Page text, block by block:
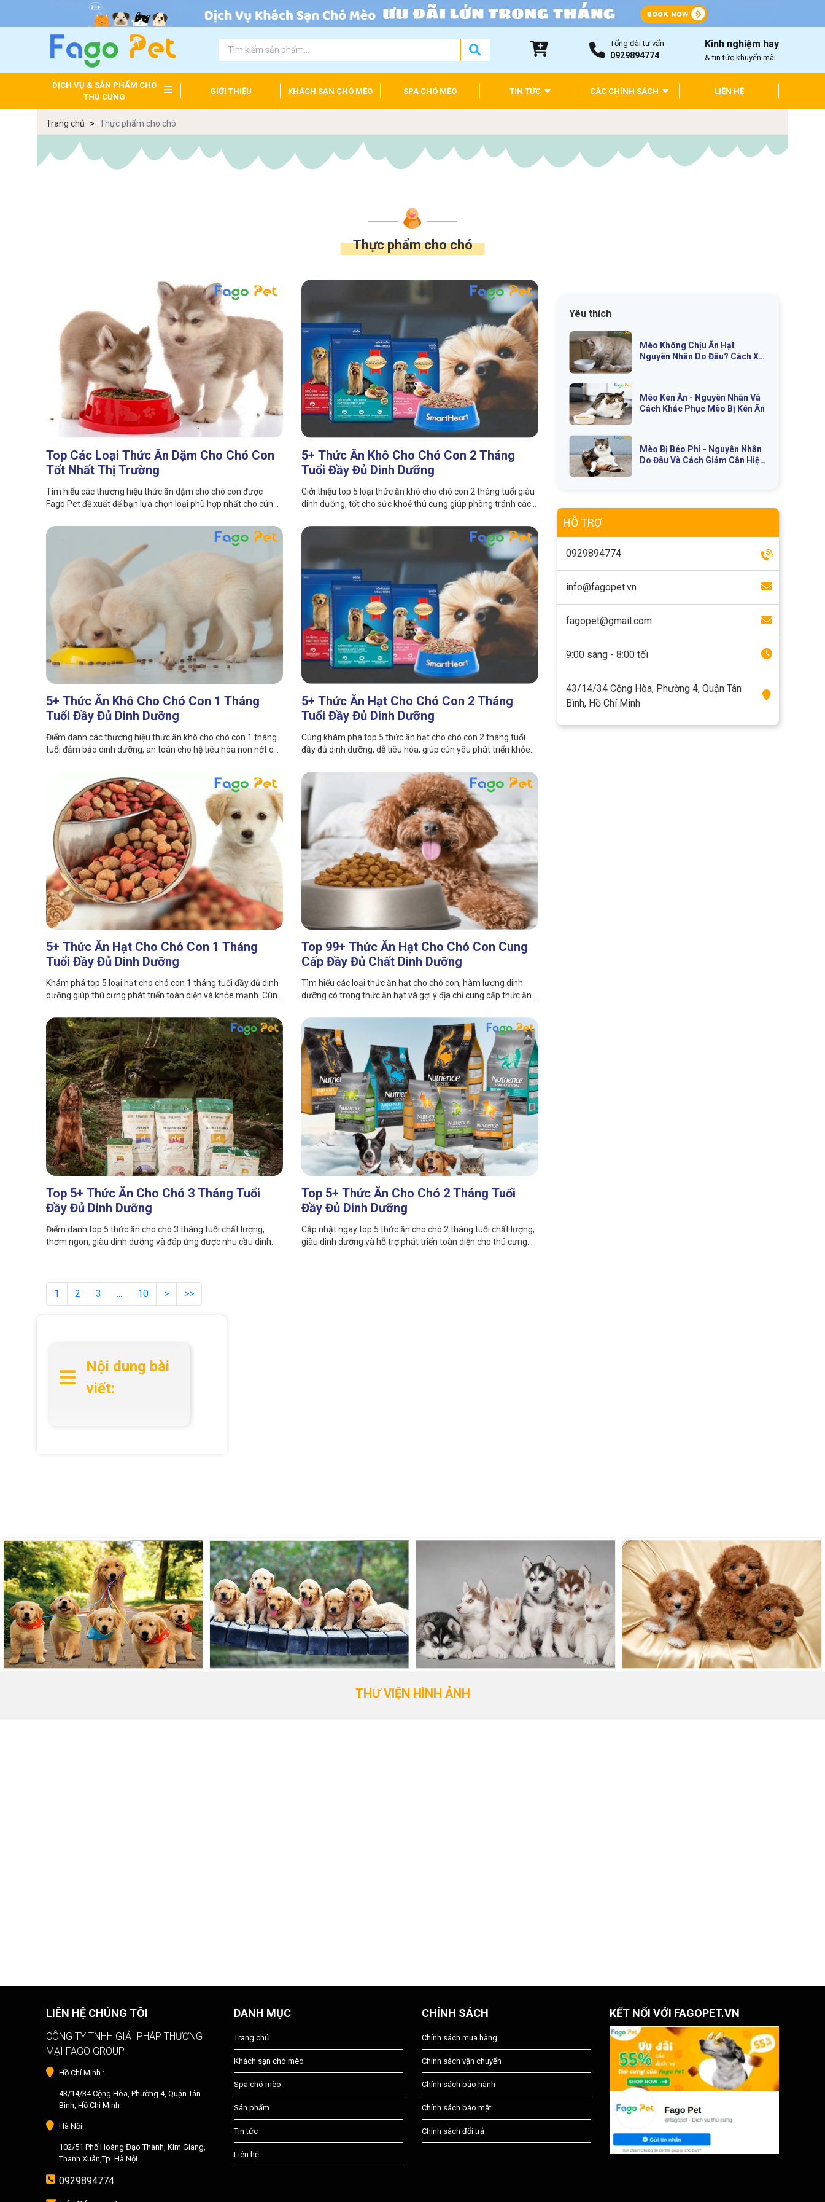
Tổng đài tư vấn
0929894774
Kinh nghiệm hay
& tin tức khuyến mãi
DỊCH VỤ & SẢN PHẨM CHO
THÚ CƯNG
GIỚI THIỆU KHÁCH SẠN CHÓ MÈO SPA CHÓ MÈO TIN TỨC CÁC CHÍNH SÁCH LIÊN HỆ
Trang chủ Thực phẩm cho chó
Thực phẩm cho chó
Top Các Loại Thức Ăn Dặm Cho Chó Con
Tốt Nhất Thị Trường
Tìm hiểu các thương hiệu thức ăn dặm cho chó con được
Fago Pet đề xuất để bạn lựa chọn loại phù hợp nhất cho cún
5+ Thức Ăn Khô Cho Chó Con 2 Tháng
Tuổi Đầy Đủ Dinh Dưỡng
Giới thiệu top 5 loại thức ăn khô cho chó con 2 tháng tuổi giàu
dinh dưỡng, tốt cho sức khoẻ thú cưng giúp phòng tránh các
5+ Thức Ăn Khô Cho Chó Con 1 Tháng
Tuổi Đầy Đủ Dinh Dưỡng
Điểm danh các thương hiệu thức ăn khô cho chó con 1 tháng
tuổi đảm bảo dinh dưỡng, an toàn cho hệ tiêu hóa non nớt của
5+ Thức Ăn Hạt Cho Chó Con 2 Tháng
Tuổi Đầy Đủ Dinh Dưỡng
Cùng khám phá top 5 thức ăn hạt cho chó con 2 tháng tuổi
đầy đủ dinh dưỡng, dễ tiêu hóa, giúp cún yêu phát triển khỏe
5+ Thức Ăn Hạt Cho Chó Con 1 Tháng
Tuổi Đầy Đủ Dinh Dưỡng
Khám phá top 5 loại hạt cho chó con 1 tháng tuổi đầy đủ dinh
dưỡng giúp thú cưng phát triển toàn diện và khỏe mạnh. Cùng
Top 99+ Thức Ăn Hạt Cho Chó Con Cung
Cấp Đầy Đủ Chất Dinh Dưỡng
Tìm hiểu các loại thức ăn hạt cho chó con, hàm lượng dinh
dưỡng có trong thức ăn hạt và gợi ý địa chỉ cung cấp thức ăn
Top 5+ Thức Ăn Cho Chó 3 Tháng Tuổi
Đầy Đủ Dinh Dưỡng
Điểm danh top 5 thức ăn cho chó 3 tháng tuổi chất lượng,
thơm ngon, giàu dinh dưỡng và đáp ứng được nhu cầu dinh
Top 5+ Thức Ăn Cho Chó 2 Tháng Tuổi
Đầy Đủ Dinh Dưỡng
Cập nhật ngay top 5 thức ăn cho chó 2 tháng tuổi chất lượng,
giàu dinh dưỡng và hỗ trợ phát triển toàn diện cho thú cưng
1 2 3 ... 10 > >>
Nội dung bài
viết:
Yêu thích
Mèo Không Chịu Ăn Hạt
Nguyên Nhân Do Đâu? Cách Xử
Mèo Kén Ăn - Nguyên Nhân Và
Cách Khắc Phục Mèo Bị Kén Ăn
Mèo Bị Béo Phì - Nguyên Nhân
Do Đâu Và Cách Giảm Cân Hiệu
HỖ TRỢ
0929894774
info@fagopet.vn
fagopet@gmail.com
9:00 sáng - 8:00 tối
43/14/34 Cộng Hòa, Phường 4, Quận Tân
Bình, Hồ Chí Minh
THƯ VIỆN HÌNH ẢNH
LIÊN HỆ CHÚNG TÔI
CÔNG TY TNHH GIẢI PHÁP THƯƠNG
MẠI FAGO GROUP
Hồ Chí Minh :
43/14/34 Cộng Hòa, Phường 4, Quận Tân
Bình, Hồ Chí Minh
Hà Nội :
102/51 Phố Hoàng Đạo Thành, Kim Giang,
Thanh Xuân,Tp. Hà Nội
0929894774
DANH MỤC
Trang chủ
Khách sạn chó mèo
Spa chó mèo
Sản phẩm
Tin tức
Liên hệ
CHÍNH SÁCH
Chính sách mua hàng
Chính sách vận chuyển
Chính sách bảo hành
Chính sách bảo mật
Chính sách đổi trả
KẾT NỐI VỚI FAGOPET.VN